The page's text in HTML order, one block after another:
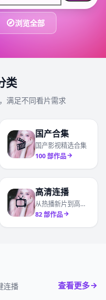
浏览全部
类
满足不同看片需求
🎬
国产合集
国产影视精选合集
100部作品
📺
高清连播
从热播新片到高分口碑影视全收录
82部作品
连播 查看更多